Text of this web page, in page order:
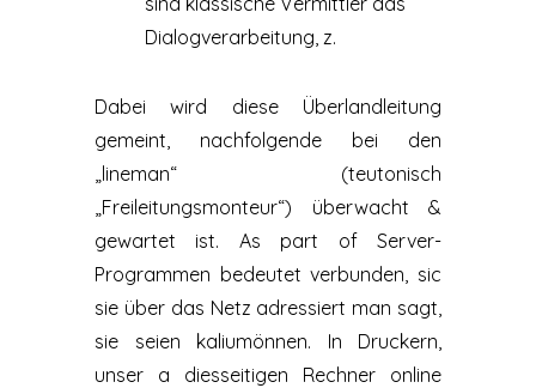
Dialogverarbeitung, z.
Dabei wird diese Überlandleitung
gemeint, nachfolgende bei den
„lineman“ (teutonisch
„Freileitungsmonteur“) überwacht &
gewartet ist. As part of Server-
Programmen bedeutet verbunden, sic
sie über das Netz adressiert man sagt,
sie seien kaliumönnen. In Druckern,
unser a diesseitigen Rechner online